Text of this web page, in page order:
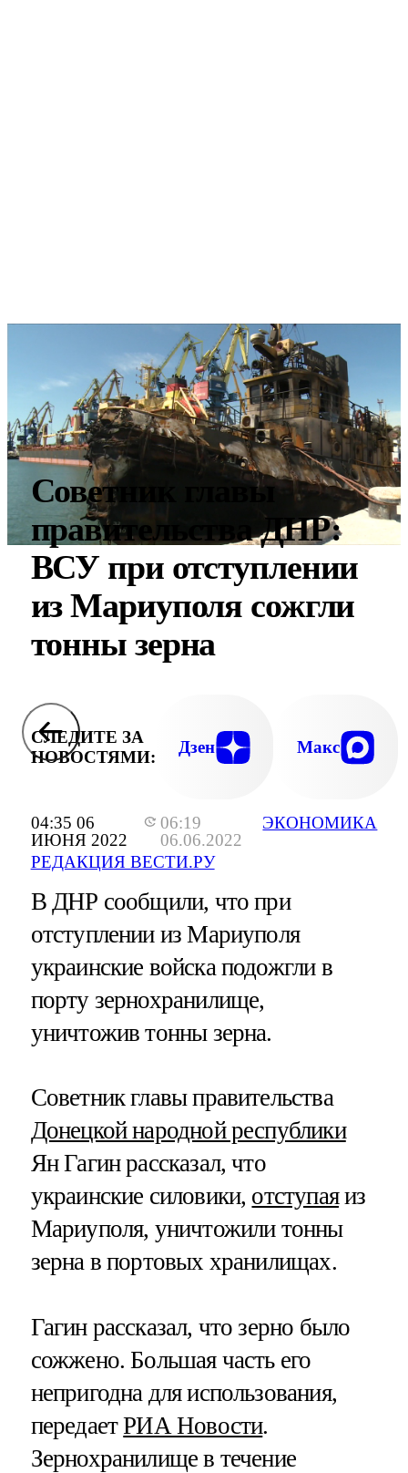
04:35 06
ИЮНЯ 2022
06:19
06.06.2022
РЕДАКЦИЯ ВЕСТИ.РУ
ЭКОНОМИКА
Советник главы
правительства ДНР:
ВСУ при отступлении
из Мариуполя сожгли
тонны зерна
СЛЕДИТЕ ЗА
НОВОСТЯМИ:
Дзен Макс
В ДНР сообщили, что при
отступлении из Мариуполя
украинские войска подожгли в
порту зернохранилище,
уничтожив тонны зерна.
Советник главы правительства
Донецкой народной республики
Ян Гагин рассказал, что
украинские силовики, отступаяиз
Мариуполя, уничтожили тонны
зерна в портовых хранилищах.
Гагин рассказал, что зерно было
сожжено. Большая часть его
непригодна для использования,
передаетРИА Новости.
Зернохранилище в течение